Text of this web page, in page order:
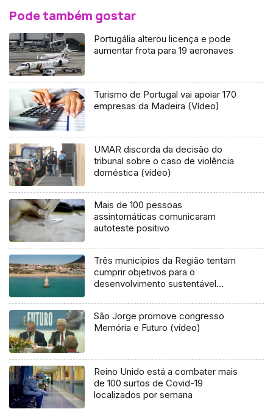
Pode também gostar
Portugália alterou licença e pode
aumentar frota para 19 aeronaves
Turismo de Portugal vai apoiar 170
empresas da Madeira (Vídeo)
UMAR discorda da decisão do
tribunal sobre o caso de violência
doméstica (vídeo)
Mais de 100 pessoas
assintomáticas comunicaram
autoteste positivo
Três municípios da Região tentam
cumprir objetivos para o
desenvolvimento sustentável
São Jorge promove congresso
Memória e Futuro (vídeo)
Reino Unido está a combater mais
de 100 surtos de Covid-19
localizados por semana